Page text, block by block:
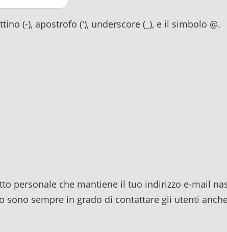
(-), apostrofo ('), underscore (_), e il simbolo @.
personale che mantiene il tuo indirizzo e-mail
sempre in grado di contattare gli utenti